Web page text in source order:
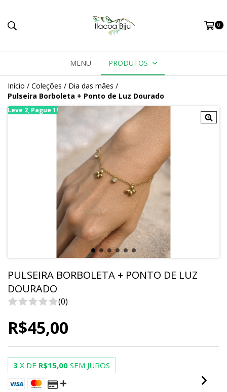
0
MENU PRODUTOS
Início / Coleções / Dia das mães /
Pulseira Borboleta + Ponto de Luz Dourado
Leve 2, Pague 1!
PULSEIRA BORBOLETA + PONTO DE LUZ
DOURADO
(0)
R$45,00
3 X DE R$15,00 SEM JUROS